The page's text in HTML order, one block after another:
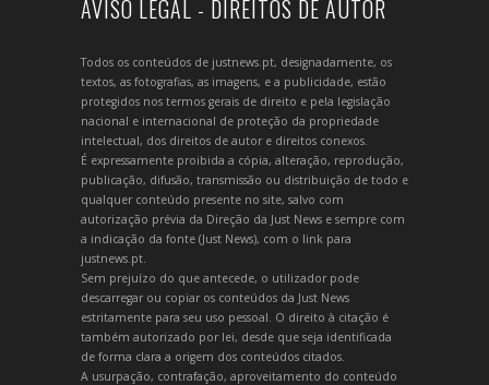
AVISO LEGAL - DIREITOS DE AUTOR
Todos os conteúdos de justnews.pt, designadamente, os
textos, as fotografias, as imagens, e a publicidade, estão
protegidos nos termos gerais de direito e pela legislação
nacional e internacional de proteção da propriedade
intelectual, dos direitos de autor e direitos conexos.
É expressamente proibida a cópia, alteração, reprodução,
publicação, difusão, transmissão ou distribuição de todo e
qualquer conteúdo presente no site, salvo com
autorização prévia da Direção da Just News e sempre com
a indicação da fonte (Just News), com o link para
justnews.pt.
Sem prejuízo do que antecede, o utilizador pode
descarregar ou copiar os conteúdos da Just News
estritamente para seu uso pessoal. O direito à citação é
também autorizado por lei, desde que seja identificada
de forma clara a origem dos conteúdos citados.
A usurpação, contrafação, aproveitamento do conteúdo